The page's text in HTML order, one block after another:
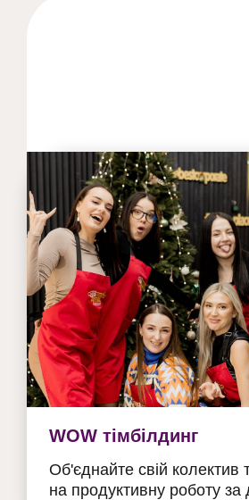
WOW тімбілдинг
Об'єднайте свій колектив
на продуктивну роботу